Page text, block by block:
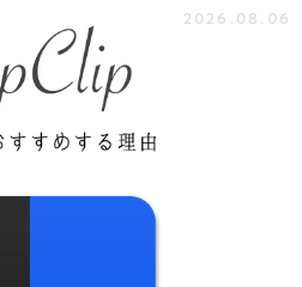
2026.08.06